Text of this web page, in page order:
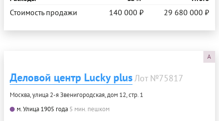
Стоимость продажи 140 000 ₽ 29 680 000 ₽
A
Деловой центр Lucky plusЛот №75817
Москва, улица 2-я Звенигородская, дом 12, стр. 1
м. Улица 1905 года 5 мин. пешком